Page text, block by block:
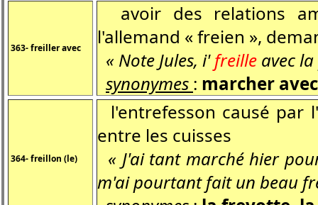
363- freiller avec
avoir des relations
l'allemand « freien »,
« Note Jules, i'freille avec
synonymes : marcher
364- freillon (le)
l'entrefesson causé par
entre les cuisses
« J'ai tant marché hier
m'ai pourtant fait un beau